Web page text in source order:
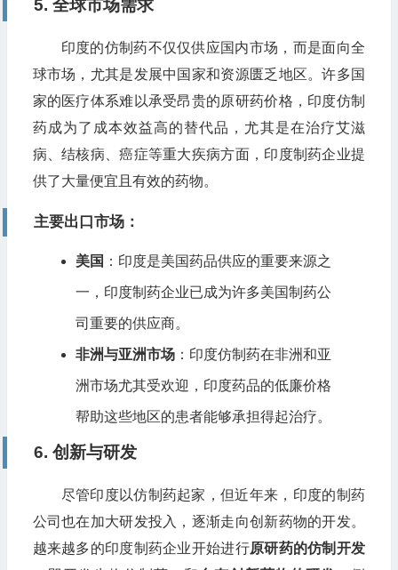
5. 全球市场需求
印度的仿制药不仅仅供应国内市场，而是面向全
球市场，尤其是发展中国家和资源匮乏地区。许多国
家的医疗体系难以承受昂贵的原研药价格，印度仿制
药成为了成本效益高的替代品，尤其是在治疗艾滋
病、结核病、癌症等重大疾病方面，印度制药企业提
供了大量便宜且有效的药物。
主要出口市场：
美国 ：印度是美国药品供应的重要来源之
一，印度制药企业已成为许多美国制药公
司重要的供应商。
非洲与亚洲市场：印度仿制药在非洲和亚
洲市场尤其受欢迎，印度药品的低廉价格
帮助这些地区的患者能够承担得起治疗。
6. 创新与研发
尽管印度以仿制药起家，但近年来，印度的制药
公司也在加大研发投入，逐渐走向创新药物的开发。
越来越多的印度制药企业开始进行原研药的仿制开发